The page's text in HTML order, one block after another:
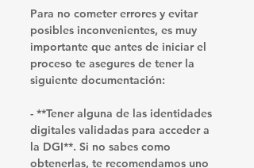
Para no cometer errores y evitar
posibles inconvenientes, es muy
importante que antes de iniciar el
proceso te asegures de tener la
siguiente documentación:
- **Tener alguna de las identidades
digitales validadas para acceder a
la DGI**. Si no sabes como
obtenerlas, te recomendamos uno